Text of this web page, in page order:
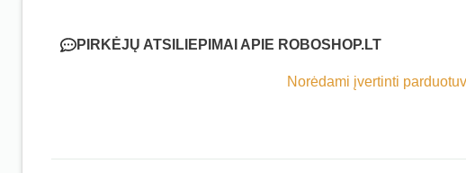
PIRKĖJŲ ATSILIEPIMAI APIE ROBOSHOP.LT
Norėdami įvertinti